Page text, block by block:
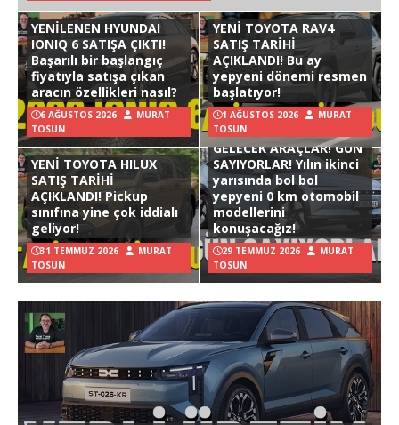
YENİLENEN HYUNDAI
IONIQ 6 SATIŞA ÇIKTI!
Başarılı bir başlangıç
fiyatıyla satışa çıkan
aracın özellikleri nasıl?
6 AĞUSTOS 2026
MURAT
TOSUN
YENİ TOYOTA RAV4
SATIŞ TARİHİ
AÇIKLANDI! Bu ay
yepyeni dönemi resmen
başlatıyor!
1 AĞUSTOS 2026
MURAT
TOSUN
YENİ TOYOTA HILUX
SATIŞ TARİHİ
AÇIKLANDI! Pickup
sınıfına yine çok iddialı
geliyor!
31 TEMMUZ 2026
MURAT
TOSUN
GELECEK ARAÇLAR! GÜN
SAYIYORLAR! Yılın ikinci
yarısında bol bol
yepyeni 0 km otomobil
modellerini
konuşacağız!
29 TEMMUZ 2026
MURAT
TOSUN